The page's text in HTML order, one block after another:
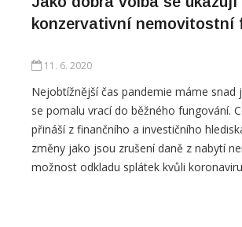
11. 6. 2020
Nejobtížnější čas pandemie máme snad
přináší z finančního a investičního
změny jako jsou zrušení daně z nabytí
možnost odkladu splátek kvůli
nových hypoték a další ovlivní trh s
lidí? […]